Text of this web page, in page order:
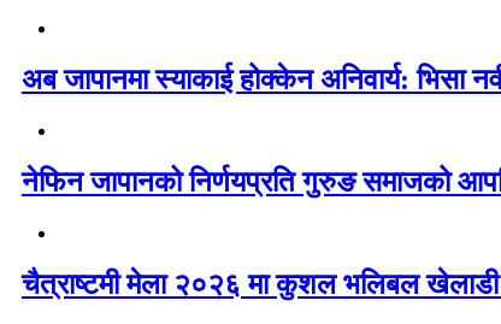
अब जापानमा स्याकाई होक्केन अनिवार्य: भिसा
नेफिन जापानको निर्णयप्रति गुरुङ समाजको
चैत्राष्टमी मेला २०२६ मा कुशल भलिबल खेलाडी